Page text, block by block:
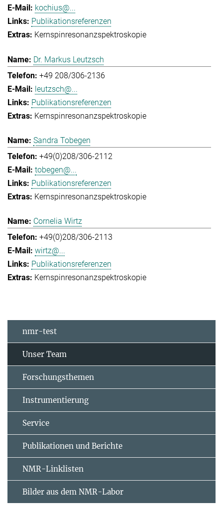
kochius@...
Publikationsreferenzen
Kernspinresonanzspektroskopie
Dr. Markus Leutzsch
+49 208/306-2136
leutzsch@...
Publikationsreferenzen
Kernspinresonanzspektroskopie
Sandra Tobegen
+49(0)208/306-2112
tobegen@...
Publikationsreferenzen
Kernspinresonanzspektroskopie
Cornelia Wirtz
+49(0)208/306-2113
wirtz@...
Publikationsreferenzen
Kernspinresonanzspektroskopie
nmr-test
Unser Team
Forschungsthemen
Instrumentierung
Service
Publikationen und Berichte
NMR-Linklisten
Bilder aus dem NMR-Labor